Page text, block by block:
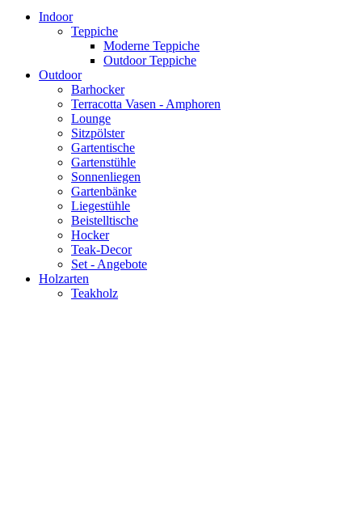
Indoor
Teppiche
Moderne Teppiche
Outdoor Teppiche
Outdoor
Barhocker
Terracotta Vasen - Amphoren
Lounge
Sitzpölster
Gartentische
Gartenstühle
Sonnenliegen
Gartenbänke
Liegestühle
Beistelltische
Hocker
Teak-Decor
Set - Angebote
Holzarten
Teakholz